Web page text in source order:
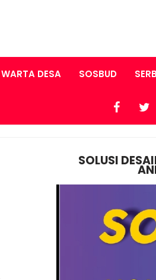
WARTA DESA SOSBUD
SOLUSI